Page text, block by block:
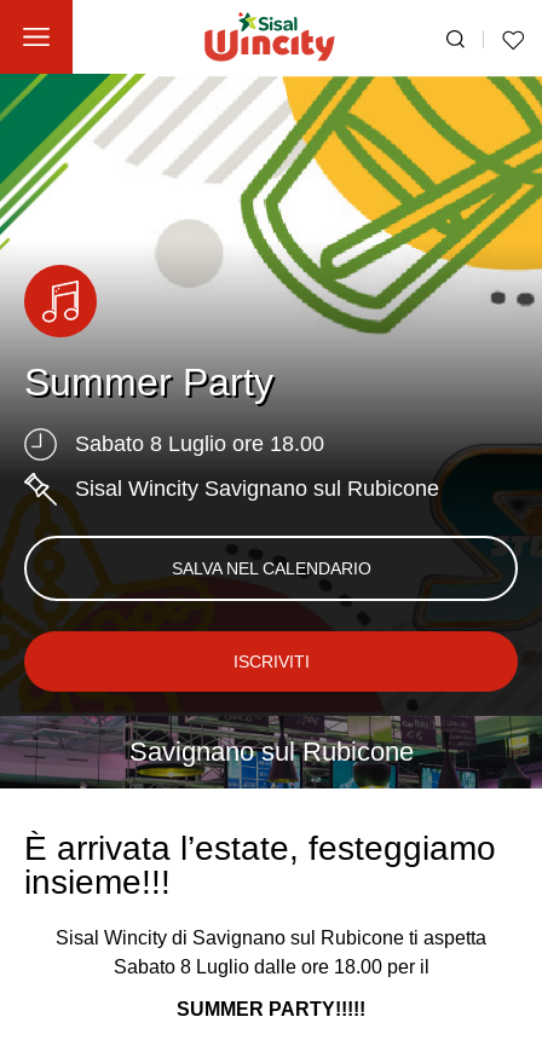
Summer Party
Sabato 8 Luglio ore 18.00
Sisal Wincity Savignano sul Rubicone
SALVA NEL CALENDARIO
ISCRIVITI
Savignano sul Rubicone
È arrivata l’estate, festeggiamo
insieme!!!
Sisal Wincity di Savignano sul Rubicone ti aspetta
Sabato 8 Luglio dalle ore 18.00 per il
SUMMER PARTY!!!!!